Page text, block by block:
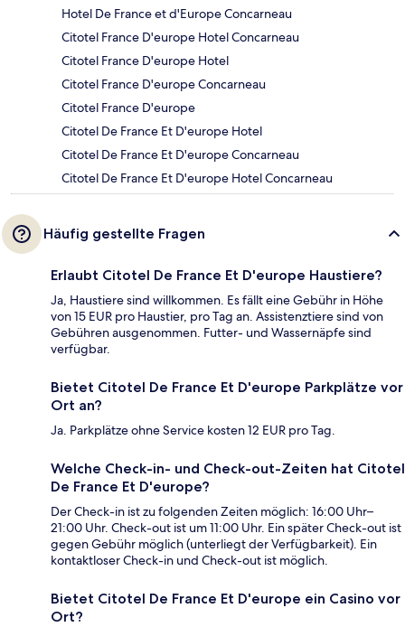
Hotel De France et d'Europe Concarneau
Citotel France D'europe Hotel Concarneau
Citotel France D'europe Hotel
Citotel France D'europe Concarneau
Citotel France D'europe
Citotel De France Et D'europe Hotel
Citotel De France Et D'europe Concarneau
Citotel De France Et D'europe Hotel Concarneau
Häufig gestellte Fragen
Erlaubt Citotel De France Et D'europe Haustiere?
Ja, Haustiere sind willkommen. Es fällt eine Gebühr in Höhe
von 15 EUR pro Haustier, pro Tag an. Assistenztiere sind von
Gebühren ausgenommen. Futter- und Wassernäpfe sind
verfügbar.
Bietet Citotel De France Et D'europe Parkplätze vor
Ort an?
Ja. Parkplätze ohne Service kosten 12 EUR pro Tag.
Welche Check-in- und Check-out-Zeiten hat Citotel
De France Et D'europe?
Der Check-in ist zu folgenden Zeiten möglich: 16:00 Uhr–
21:00 Uhr. Check-out ist um 11:00 Uhr. Ein später Check-out ist
gegen Gebühr möglich (unterliegt der Verfügbarkeit). Ein
kontaktloser Check-in und Check-out ist möglich.
Bietet Citotel De France Et D'europe ein Casino vor
Ort?